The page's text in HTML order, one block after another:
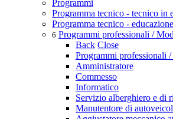
Programmi
Programma tecnico - tecnico in
Programma tecnico -
6 Programmi professionali /
Back Close
Programmi professionali
Amministratore
Commesso
Informatico
Servizio alberghiero e di
Manutentore di